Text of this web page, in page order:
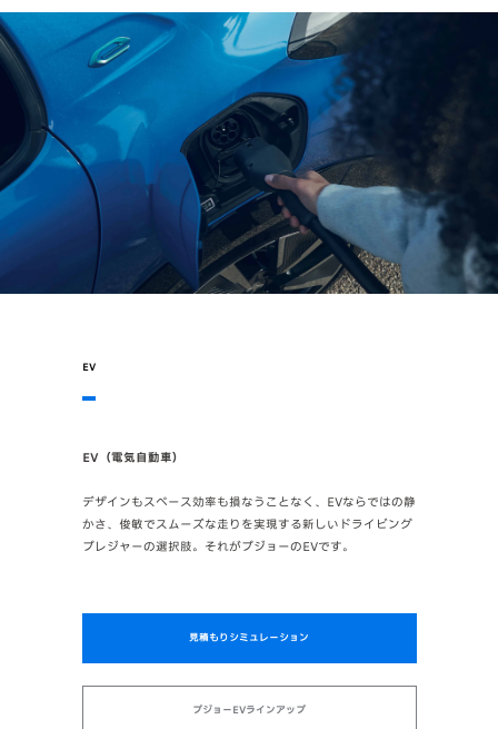
EV（電気自動車）
デザインもスペース効率も損なうことなく、EVならではの静
かさ、俊敏でスムーズな走りを実現する新しいドライビング
プレジャーの選択肢。それがプジョーのEVです。
見積もりシミュレーション
プジョーEVラインアップ
EV